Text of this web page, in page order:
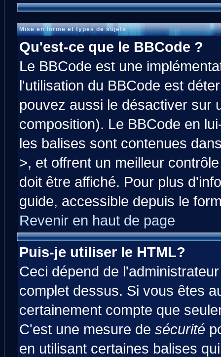
Mise en forme et types de sujets
Qu'est-ce que le BBCode ?
Le BBCode est une
l'utilisation du BBCode est
pouvez aussi le désactiver sur
composition). Le BBCode en
les balises sont contenues
>, et offrent un meilleur
doit être affiché. Pour plus
guide, accessible depuis le
Revenir en haut de page
Puis-je utiliser le HTML?
Ceci dépend de
complet dessus. Si vous êtes
certainement compte que
C'est une mesure de sécurité
en utilisant certaines balises